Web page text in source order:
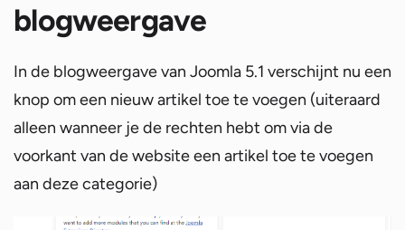
blogweergave
In de blogweergave van Joomla 5.1 verschijnt nu een
knop om een nieuw artikel toe te voegen (uiteraard
alleen wanneer je de rechten hebt om via de
voorkant van de website een artikel toe te voegen
aan deze categorie)